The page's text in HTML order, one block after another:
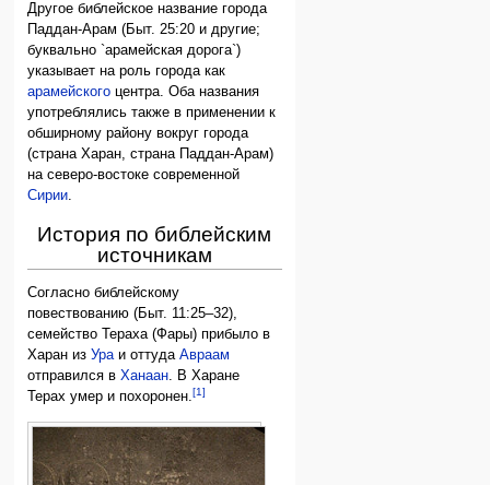
Другое библейское название города
Паддан-Арам (Быт. 25:20 и другие;
буквально `арамейская дорога`)
указывает на роль города как
арамейского центра. Оба названия
употреблялись также в применении к
обширному району вокруг города
(страна Харан, страна Паддан-Арам)
на северо-востоке современной
Сирии.
История по библейским
источникам
Согласно библейскому
повествованию (Быт. 11:25–32),
семейство Тераха (Фары) прибыло в
Харан изУра и оттудаАвраам
отправился вХанаан . В Харане
Терах умер и похоронен.[1]